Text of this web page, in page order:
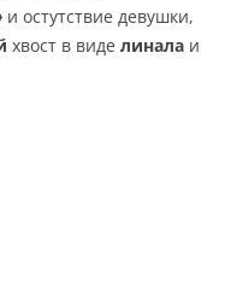
и остутствие девушки,
хвост в виде линала и